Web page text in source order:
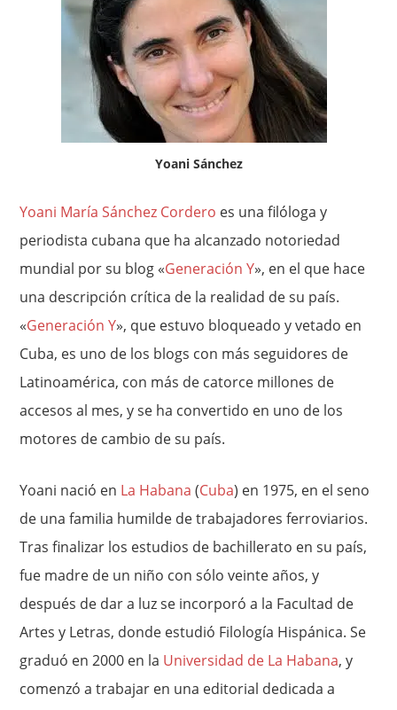
Yoani Sánchez
Yoani María Sánchez Cordero es una filóloga y
periodista cubana que ha alcanzado notoriedad
mundial por su blog «Generación Y», en el que hace
una descripción crítica de la realidad de su país.
«Generación Y», que estuvo bloqueado y vetado en
Cuba, es uno de los blogs con más seguidores de
Latinoamérica, con más de catorce millones de
accesos al mes, y se ha convertido en uno de los
motores de cambio de su país.
Yoani nació en La Habana (Cuba) en 1975, en el seno
de una familia humilde de trabajadores ferroviarios.
Tras finalizar los estudios de bachillerato en su país,
fue madre de un niño con sólo veinte años, y
después de dar a luz se incorporó a la Facultad de
Artes y Letras, donde estudió Filología Hispánica. Se
graduó en 2000 en la Universidad de La Habana, y
comenzó a trabajar en una editorial dedicada a